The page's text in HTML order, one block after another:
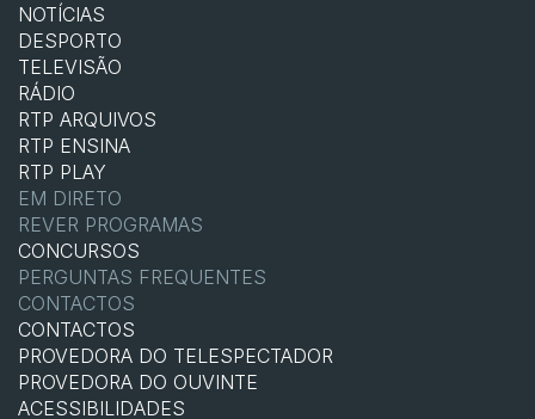
NOTÍCIAS
DESPORTO
TELEVISÃO
RÁDIO
RTP ARQUIVOS
RTP ENSINA
RTP PLAY
EM DIRETO
REVER PROGRAMAS
CONCURSOS
PERGUNTAS FREQUENTES
CONTACTOS
CONTACTOS
PROVEDORA DO TELESPECTADOR
PROVEDORA DO OUVINTE
ACESSIBILIDADES